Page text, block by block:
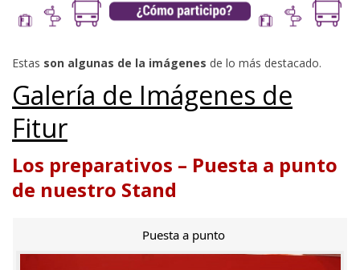
Estas son algunas de la imágenes de lo más destacado.
Galería de Imágenes de
Fitur
Los preparativos – Puesta a punto
de nuestro Stand
Puesta a punto